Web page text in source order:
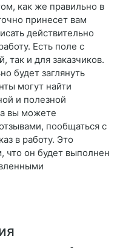
как же правильно в
принесет вам
действительно
Есть поле с
так и для заказчиков.
будет заглянуть
могут найти
и полезной
вы можете
пообщаться с
в работу. Это
что он будет выполнен